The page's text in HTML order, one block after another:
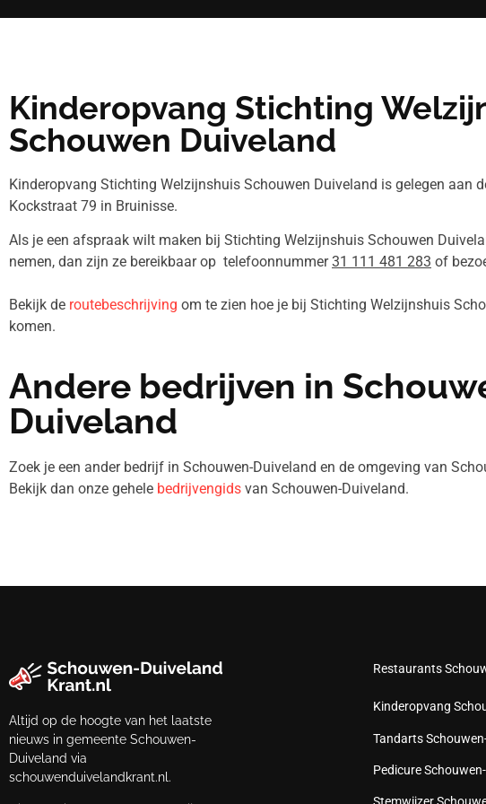
Kinderopvang Stichting
Schouwen Duiveland
Kinderopvang Stichting Welzijnshuis Schouwen Duiveland is gelegen aan
Kockstraat 79 in Bruinisse.
Als je een afspraak wilt maken bij Stichting Welzijnshuis Schouwen
nemen, dan zijn ze bereikbaar op telefoonnummer31 111 481 283 of
Bekijk de routebeschrijving om te zien hoe je bij Stichting Welzijnshuis
komen.
Andere bedrijven in
Duiveland
Zoek je een ander bedrijf in Schouwen-Duiveland en de omgeving van
Bekijk dan onze gehele bedrijvengids van Schouwen-Duiveland.
Altijd op de hoogte van het laatste
nieuws in gemeente Schouwen-
Duiveland via
schouwenduivelandkrant.nl.
Restaurants
Kinderopvang
Tandarts
Pedicure